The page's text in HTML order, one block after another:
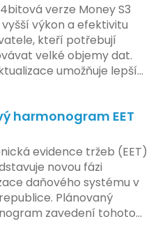
bedlivě. Vedení
zatím neposkytlo
informace o
záměrech či časové
této technologie.
a tím lépe připravit
na oficiální zavedení
verze Money S3
výkon a efektivitu
kteří potřebují
velké objemy dat.
umožňuje lepší
s náročnými účetními
harmonogram EET
evidence tržeb (EET)
novou fázi
daňového systému v
Plánovaný
zavedení tohoto